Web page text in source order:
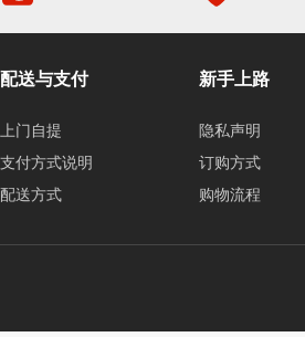
配送与支付
上门自提
支付方式说明
配送方式
新手上路
隐私声明
订购方式
购物流程